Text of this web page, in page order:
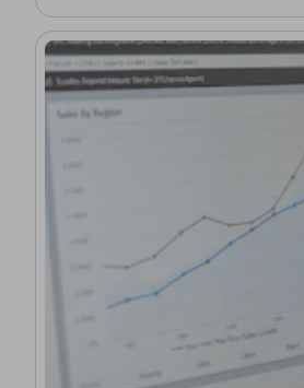
discussion, Modélisation des
sur l'utilisateur, Conception de
Recherche UI/UX, Recherche